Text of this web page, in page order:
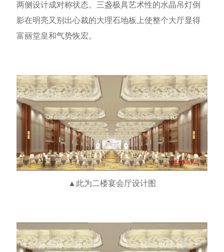
两侧设计成对称状态。三盏极具艺术性的水晶吊灯倒
影在明亮又别出心裁的大理石地板上使整个大厅显得
富丽堂皇和气势恢宏。
▲此为二楼宴会厅设计图